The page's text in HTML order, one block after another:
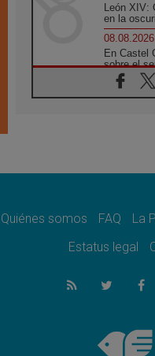
León
en la
08.08.2026
En Castel
sobre el
08.08.2026
En
08.08.2026
08.08.2026
del Buen
Filipinas:
se
crisis
Quiénes somos FAQ La
Estatus legal